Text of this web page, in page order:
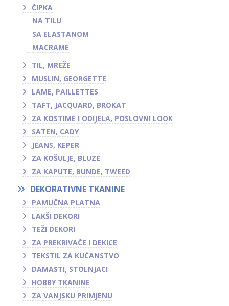
ČIPKA
NA TILU
SA ELASTANOM
MACRAME
TIL, MREŽE
MUSLIN, GEORGETTE
LAME, PAILLETTES
TAFT, JACQUARD, BROKAT
ZA KOSTIME I ODIJELA, POSLOVNI LOOK
SATEN, CADY
JEANS, KEPER
ZA KOŠULJE, BLUZE
ZA KAPUTE, BUNDE, TWEED
DEKORATIVNE TKANINE
PAMUČNA PLATNA
LAKŠI DEKORI
TEŽI DEKORI
ZA PREKRIVAČE I DEKICE
TEKSTIL ZA KUĆANSTVO
DAMASTI, STOLNJACI
HOBBY TKANINE
ZA VANJSKU PRIMJENU